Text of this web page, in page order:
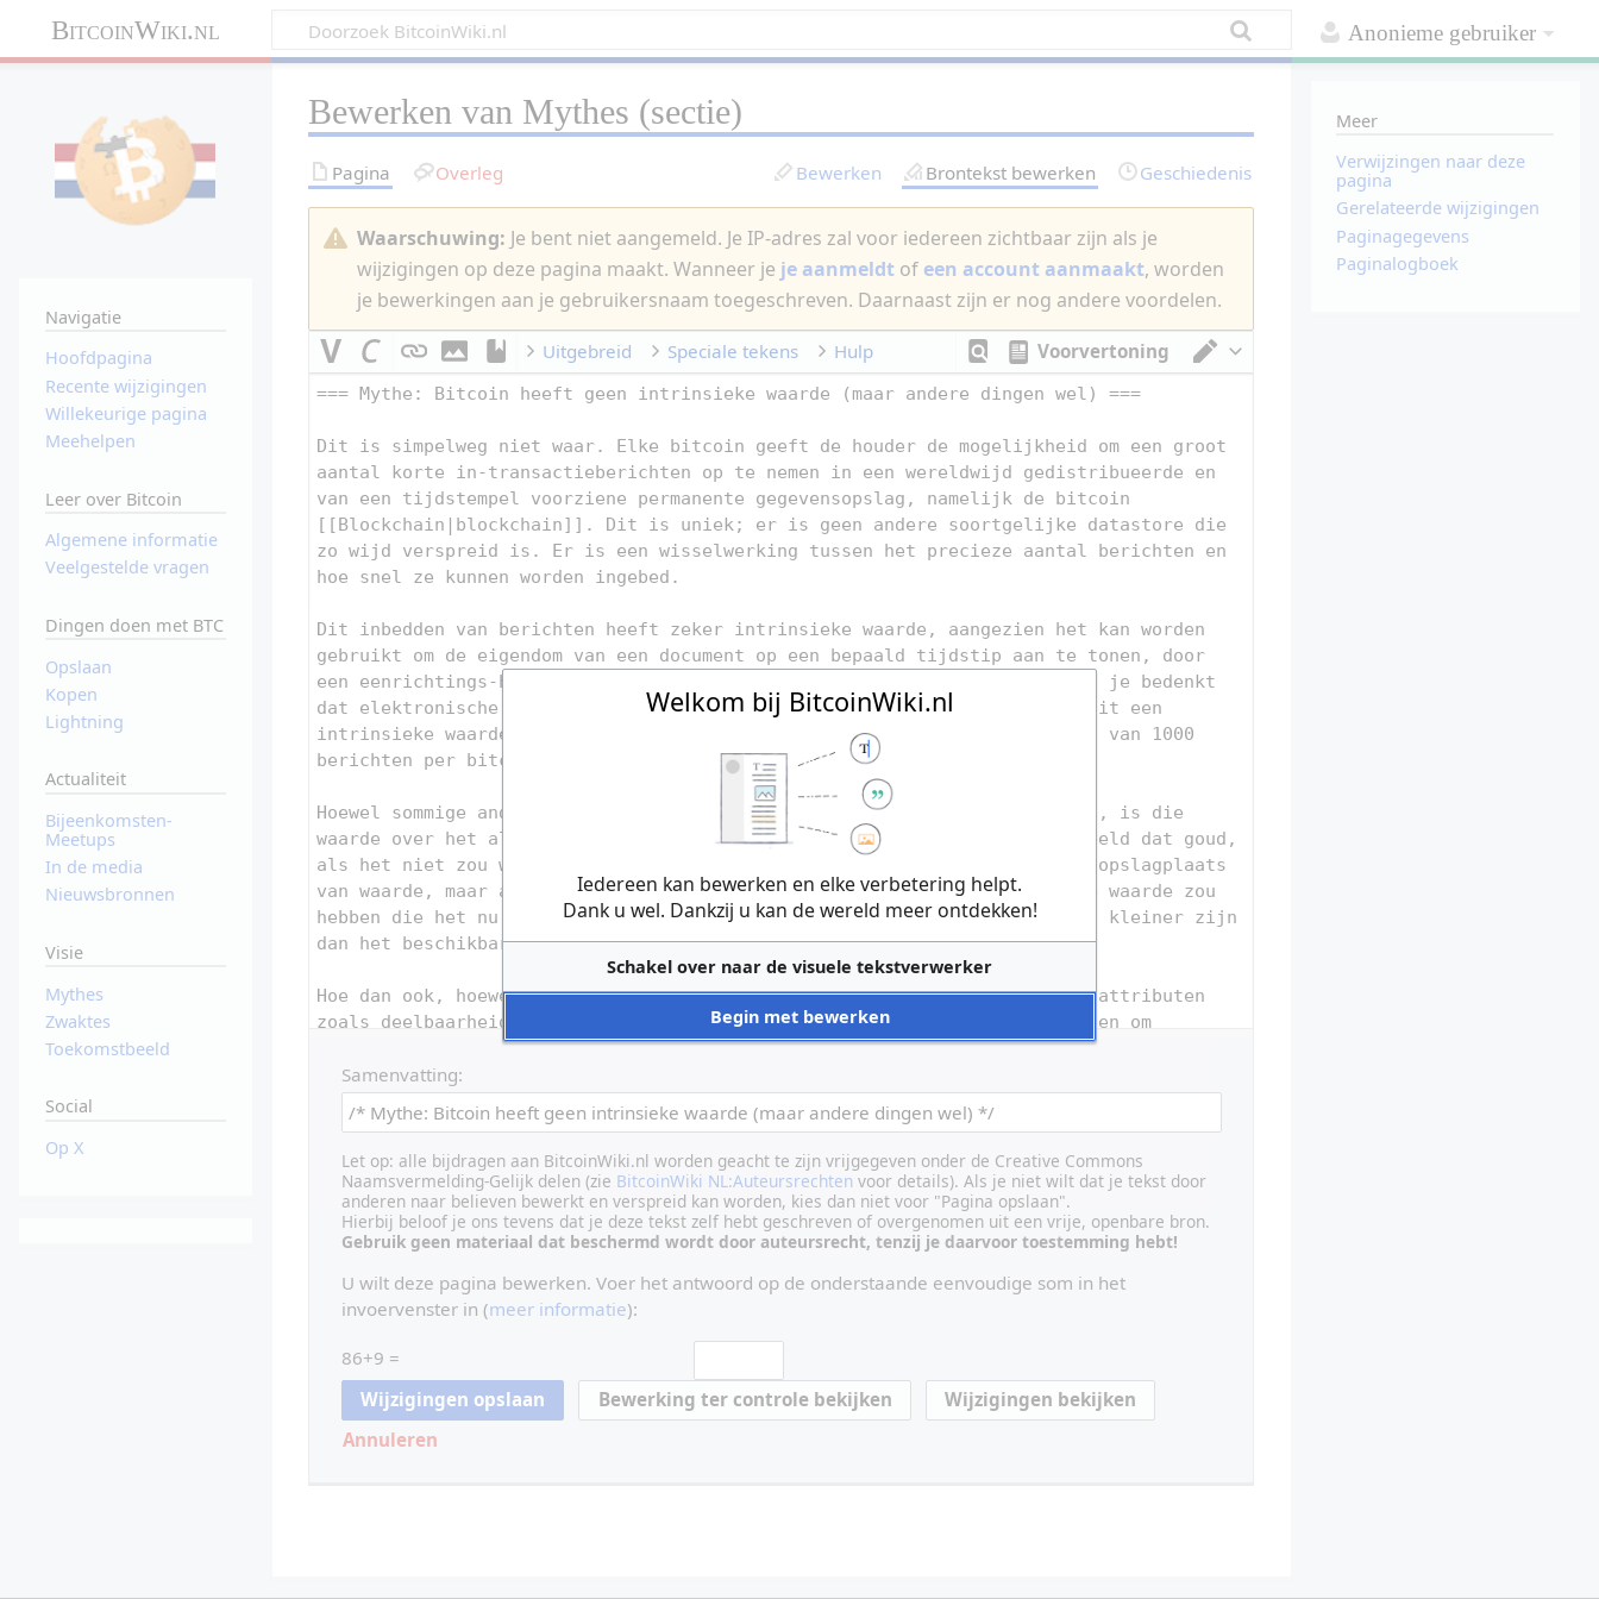
Anonieme gebruiker
BitcoinWiki.nl
Bewerken van Mythes (sectie)
Pagina Overleg Bewerken Brontekst bewerken Geschiedenis
Waarschuwing: Je bent niet aangemeld. Je IP-adres zal voor iedereen zichtbaar zijn als je
wijzigingen op deze pagina maakt. Wanneer je je aanmeldt of een account aanmaakt, worden
je bewerkingen aan je gebruikersnaam toegeschreven. Daarnaast zijn er nog andere voordelen.
Voorvertoning
Van tekstverwerker omschakelen
Uitgebreid Speciale tekens Hulp
Samenvatting:
Let op: alle bijdragen aan BitcoinWiki.nl worden geacht te zijn vrijgegeven onder de Creative Commons
Naamsvermelding-Gelijk delen (zie BitcoinWiki NL:Auteursrechten voor details). Als je niet wilt dat je tekst door
anderen naar believen bewerkt en verspreid kan worden, kies dan niet voor "Pagina opslaan".
Hierbij beloof je ons tevens dat je deze tekst zelf hebt geschreven of overgenomen uit een vrije, openbare bron.
Gebruik geen materiaal dat beschermd wordt door auteursrecht, tenzij je daarvoor toestemming hebt!
U wilt deze pagina bewerken. Voer het antwoord op de onderstaande eenvoudige som in het
invoervenster in (meer informatie):
86+9 =
Annuleren
Navigatie
Hoofdpagina
Recente wijzigingen
Willekeurige pagina
Meehelpen
Leer over Bitcoin
Algemene informatie
Veelgestelde vragen
Dingen doen met BTC
Opslaan
Kopen
Lightning
Actualiteit
Bijeenkomsten-
Meetups
In de media
Nieuwsbronnen
Visie
Mythes
Zwaktes
Toekomstbeeld
Social
Op X
Meer
Verwijzingen naar deze
pagina
Gerelateerde wijzigingen
Paginagegevens
Paginalogboek
Welkom bij BitcoinWiki.nl
Iedereen kan bewerken en elke verbetering helpt.
Dank u wel. Dankzij u kan de wereld meer ontdekken!
Schakel over naar de visuele tekstverwerker
Begin met bewerken